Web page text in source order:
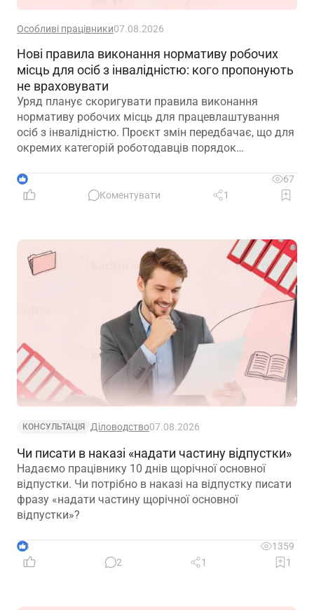
Особливі працівники07.08.2026
Нові правила виконання нормативу робочих
місць для осіб з інвалідністю: кого пропонують
не враховувати
Уряд планує скоригувати правила виконання
нормативу робочих місць для працевлаштування
осіб з інвалідністю. Проєкт змін передбачає, що для
окремих категорій роботодавців порядок
врахувати специфіку їхньої діяльності та усунути
практичні труднощі із виконанням законодавчих
1
67
Коментувати
1
КОНСУЛЬТАЦІЯ Діловодство07.08.2026
Чи писати в наказі «надати частину відпустки»
Надаємо працівнику 10 днів щорічної основної
відпустки. Чи потрібно в наказі на відпустку писати
фразу «надати частину щорічної основної
відпустки»?
3
1359
2
1 1